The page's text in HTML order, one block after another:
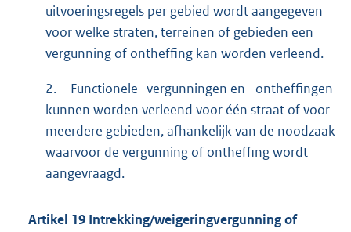
uitvoeringsregels per gebied wordt aangegeven
voor welke straten, terreinen of gebieden een
vergunning of ontheffing kan worden verleend.
2.
Functionele -vergunningen en –ontheffingen
kunnen worden verleend voor één straat of voor
meerdere gebieden, afhankelijk van de noodzaak
waarvoor de vergunning of ontheffing wordt
aangevraagd.
Artikel 19 Intrekking/weigeringvergunning of